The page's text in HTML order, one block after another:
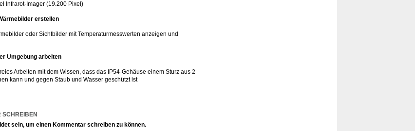
Infrarot-Imager (19.200 Pixel)
erstellen
oder Sichtbilder mit Temperaturmesswerten anzeigen und
Umgebung arbeiten
Arbeiten mit dem Wissen, dass das IP54-Gehäuse einem Sturz aus 2
kann und gegen Staub und Wasser geschützt ist
SCHREIBEN
sein, um einen Kommentar schreiben zu können.